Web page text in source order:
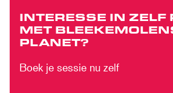
INTERESSE IN ZELF
MET
PLANET?
Boek je sessie nu zelf